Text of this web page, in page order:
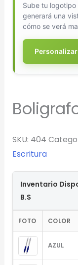
Sube tu
generará una
cómo se verá
SKU: 404
Escritura
Inventario
B.S
FOTO COLOR
AZUL